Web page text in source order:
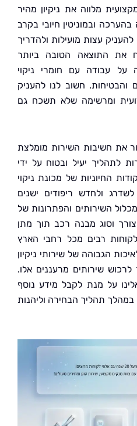
את ניקיון מהיר
חיובי בקרב
מועילות ולהדריך
הטובה ביותר
עם חומרי ניקוי
חשוב לנו להעניק
שלא תשכח גם
השירות מומלצת
יעיל ובטוח על ידי
של מכונת ניקוי
ריפודים ישנים
והפתרונות של
מבנה רכב תוך מתן
מכל רחבי הארץ
של שירותי ניקיון
מרעננים אלו.
לקבל מידע נוסף
הבחירה וליהנות